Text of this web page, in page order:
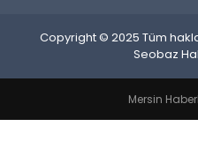
Copyright © 2025 Tüm
Seobaz
Mersin Haber